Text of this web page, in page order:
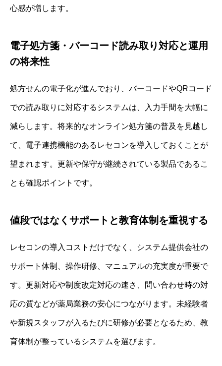
心感が増します。
電子処方箋・バーコード読み取り対応と運用
の将来性
処方せんの電子化が進んでおり、バーコードやQRコード
での読み取りに対応するシステムは、入力手間を大幅に
減らします。将来的なオンライン処方箋の普及を見越し
て、電子連携機能のあるレセコンを導入しておくことが
望まれます。更新や保守が継続されている製品であるこ
とも確認ポイントです。
値段ではなくサポートと教育体制を重視する
レセコンの導入コストだけでなく、システム提供会社の
サポート体制、操作研修、マニュアルの充実度が重要で
す。更新対応や制度改定対応の速さ、問い合わせ時の対
応の質などが薬局業務の安心につながります。未経験者
や新規スタッフが入るたびに研修が必要となるため、教
育体制が整っているシステムを選びます。